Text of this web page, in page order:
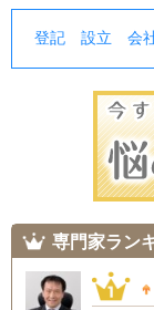
登記 設立 会
専門家ラン